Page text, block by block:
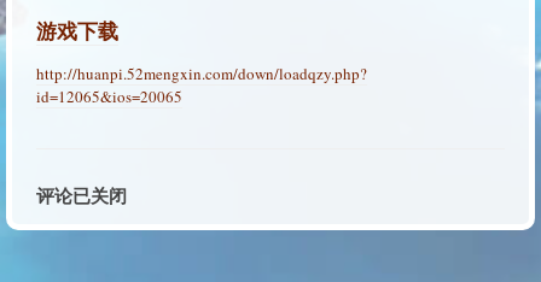
游戏下载
http://huanpi.52mengxin.com/down/loadqzy.php?
id=12065&ios=20065
评论已关闭